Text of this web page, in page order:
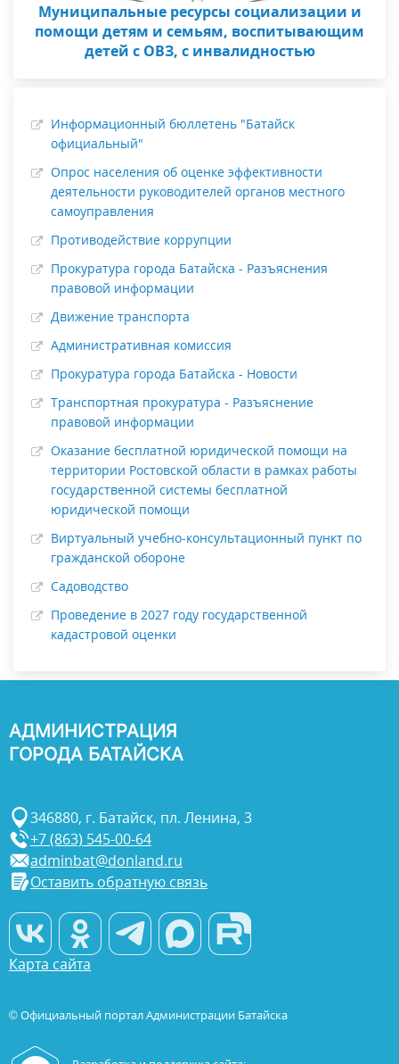
Муниципальные ресурсы социализации и
помощи детям и семьям, воспитывающим
детей с ОВЗ, с инвалидностью
Информационный бюллетень "Батайск
официальный"
Опрос населения об оценке эффективности
деятельности руководителей органов местного
самоуправления
Противодействие коррупции
Прокуратура города Батайска - Разъяснения
правовой информации
Движение транспорта
Административная комиссия
Прокуратура города Батайска - Новости
Транспортная прокуратура - Разъяснение
правовой информации
Оказание бесплатной юридической помощи на
территории Ростовской области в рамках работы
государственной системы бесплатной
юридической помощи
Виртуальный учебно-консультационный пункт по
гражданской обороне
Садоводство
Проведение в 2027 году государственной
кадастровой оценки
АДМИНИСТРАЦИЯ
ГОРОДА БАТАЙСКА
346880, г. Батайск, пл. Ленина, 3
+7 (863) 545-00-64
adminbat@donland.ru
Оставить обратную связь
Карта сайта
© Официальный портал Администрации Батайска